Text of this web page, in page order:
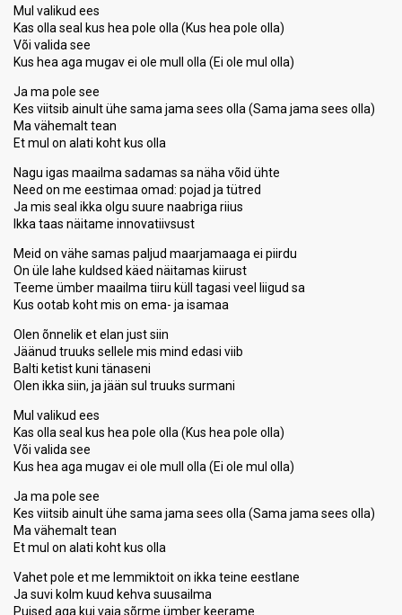
Mul valikud ees
Kas olla seal kus hea pole olla (Kus hea pole olla)
Või valida see
Kus hea aga mugav ei ole mull olla (Ei ole mul olla)
Ja ma pole see
Kes viitsib ainult ühe sama jama sees olla (Sama jama sees olla)
Ma vähemalt tean
Et mul on alati koht kus olla
Nagu igas maailma sadamas sa näha võid ühte
Need on me eestimaa omad: pojad ja tütred
Ja mis seal ikka olgu suure naabriga riius
Ikka taas näitame innovatiivsust
Meid on vähe samas paljud maarjamaaga ei piirdu
On üle lahe kuldsed käed näitamas kiirust
Teeme ümber maailma tiiru küll tagasi veel liigud sa
Kus ootab koht mis on ema- ja isamaa
Olen õnnelik et elan just siin
Jäänud truuks sellele mis mind edasi viib
Balti ketist kuni tänaseni
Olen ikka siin, ja jään sul truuks surmani
Mul valikud ees
Kas olla seal kus hea pole olla (Kus hea pole olla)
Või valida see
Kus hea aga mugav ei ole mull olla (Ei ole mul olla)
Ja ma pole see
Kes viitsib ainult ühe sama jama sees olla (Sama jama sees olla)
Ma vähemalt tean
Et mul on alati koht kus olla
Vahet pole et me lemmiktoit on ikka teine eestlane
Ja suvi kolm kuud kehva suusailma
Puised aga kui vaja sõrme ümber keerame